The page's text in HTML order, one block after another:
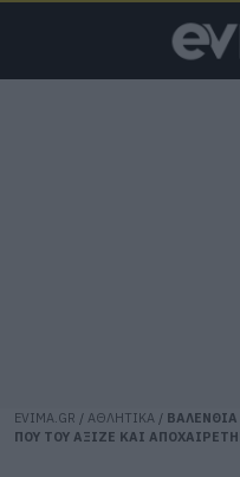
EVIMA.GR / ΑΘΛΗΤΙΚΑ /
ΠΟΥ ΤΟΥ ΑΞΙΖΕ ΚΑΙ